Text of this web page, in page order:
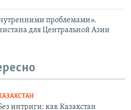
проблемами».
для Центральной Азии
интриги: как Казахстан